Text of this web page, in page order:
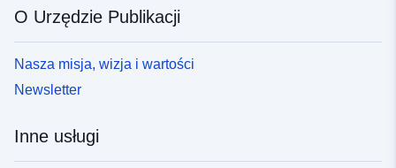
O Urzędzie Publikacji
Nasza misja, wizja i wartości
Newsletter
Inne usługi